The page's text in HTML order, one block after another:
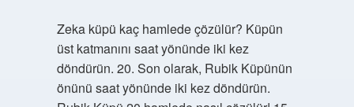
Zeka küpü kaç hamlede çözülür? Küpün
üst katmanını saat yönünde iki kez
döndürün. 20. Son olarak, Rubik Küpünün
önünü saat yönünde iki kez döndürün.